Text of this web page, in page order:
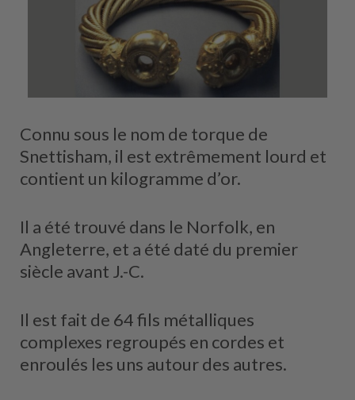
Connu sous le nom de torque de
Snettisham, il est extrêmement lourd et
contient un kilogramme d’or.
Il a été trouvé dans le Norfolk, en
Angleterre, et a été daté du premier
siècle avant J.-C.
Il est fait de 64 fils métalliques
complexes regroupés en cordes et
enroulés les uns autour des autres.